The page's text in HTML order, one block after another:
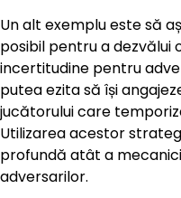
Un alt exemplu este să
posibil pentru a dezvălui
incertitudine pentru
putea ezita să își
jucătorului care
Utilizarea acestor
profundă atât a
adversarilor.